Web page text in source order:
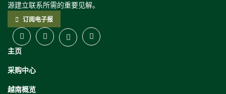
源建立联系所需的重要见解。
订阅电子报
主页
采购中心
越南概览